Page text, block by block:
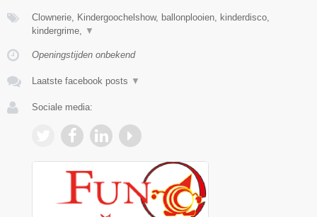
Clownerie, Kindergoochelshow, ballonplooien, kinderdisco,
kindergrime,
▼
Openingstijden onbekend
Laatste facebook posts ▼
Sociale media: